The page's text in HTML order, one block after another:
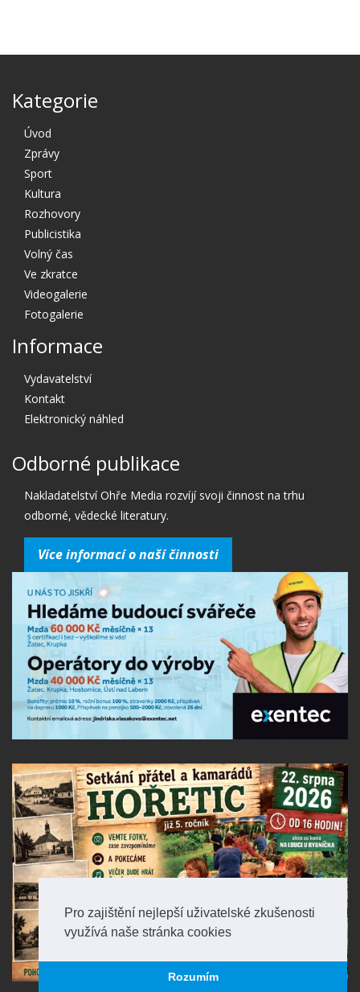
Pro zajištění nejlepší uživatelské zkušenosti
využívá naše stránka cookies
Rozumím
Kategorie
Úvod
Zprávy
Sport
Kultura
Rozhovory
Publicistika
Volný čas
Ve zkratce
Videogalerie
Fotogalerie
Informace
Vydavatelství
Kontakt
Elektronický náhled
Odborné publikace
Nakladatelství Ohře Media rozvíjí svoji činnost na trhu
odborné, vědecké literatury.
Více informací o naší činnosti